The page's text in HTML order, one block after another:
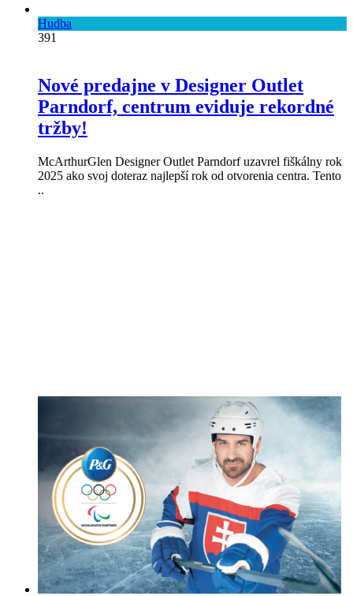
Hudba
391
Nové predajne v Designer Outlet
Parndorf, centrum eviduje rekordné
tržby!
McArthurGlen Designer Outlet Parndorf uzavrel fiškálny rok
2025 ako svoj doteraz najlepší rok od otvorenia centra. Tento
..